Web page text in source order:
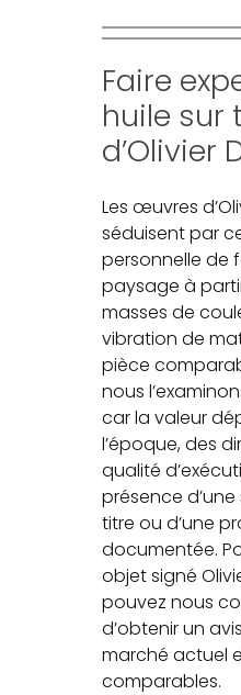
Faire
huile sur
d’Olivier
Les œuvres
séduisent par
personnelle de
paysage à
masses de
vibration de
pièce
nous
car la valeur
l’époque, des
qualité
présence d’une
titre ou d’une
documentée.
objet signé
pouvez nous
d’obtenir un
marché actuel
comparables.